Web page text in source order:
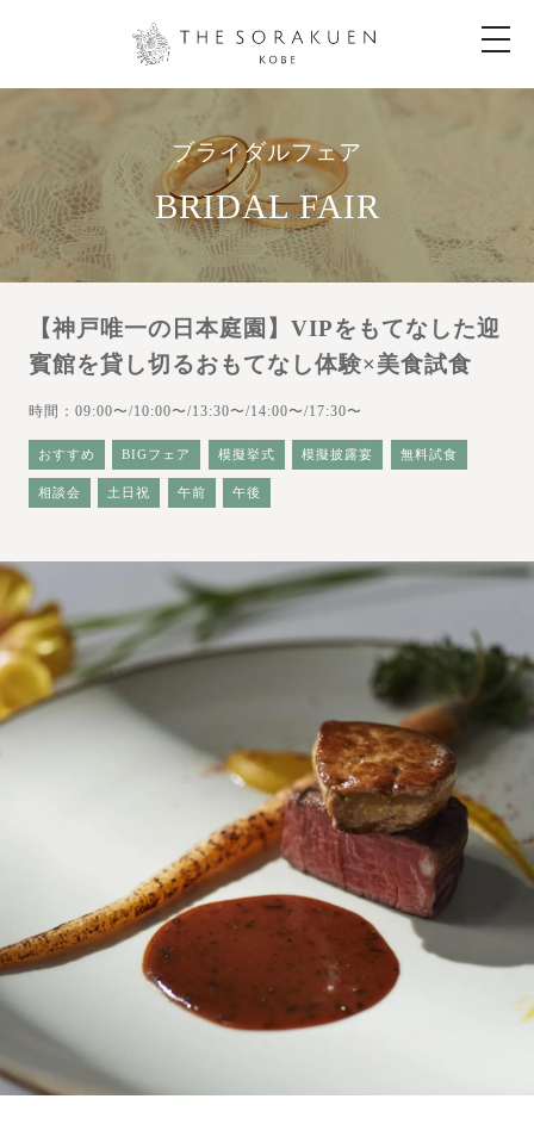
t
o
g
a
t
o
ブライダルフェア
BRIDAL FAIR
【神戸唯一の日本庭園】VIPをもてなした迎
賓館を貸し切るおもてなし体験×美食試食
時間：09:00〜/10:00〜/13:30〜/14:00〜/17:30〜
おすすめ BIGフェア 模擬挙式 模擬披露宴 無料試食
相談会 土日祝 午前 午後